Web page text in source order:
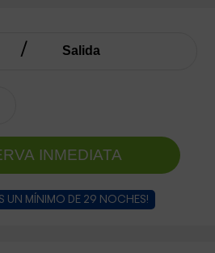
INMEDIATA
UN MÍNIMO DE 29 NOCHES!